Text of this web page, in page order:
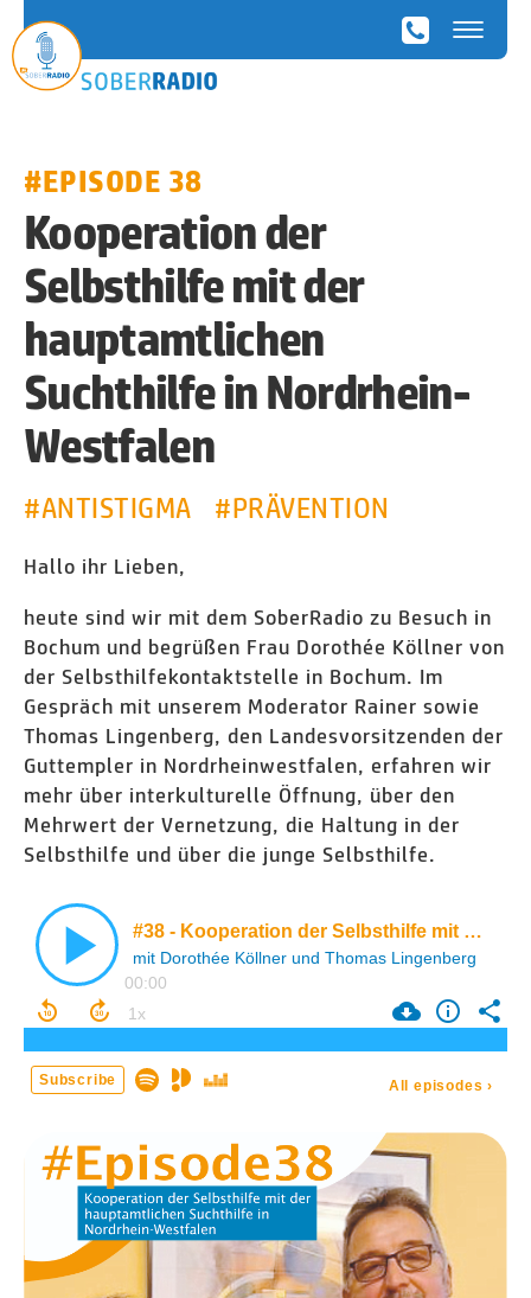
#EPISODE 38
Kooperation der
Selbsthilfe mit der
hauptamtlichen
Suchthilfe in Nordrhein-
Westfalen
#ANTISTIGMA #PRÄVENTION
Hallo ihr Lieben,
heute sind wir mit dem SoberRadio zu Besuch in
Bochum und begrüßen Frau Dorothée Köllner von
der Selbsthilfekontaktstelle in Bochum. Im
Gespräch mit unserem Moderator Rainer sowie
Thomas Lingenberg, den Landesvorsitzenden der
Guttempler in Nordrheinwestfalen, erfahren wir
mehr über interkulturelle Öffnung, über den
Mehrwert der Vernetzung, die Haltung in der
Selbsthilfe und über die junge Selbsthilfe.